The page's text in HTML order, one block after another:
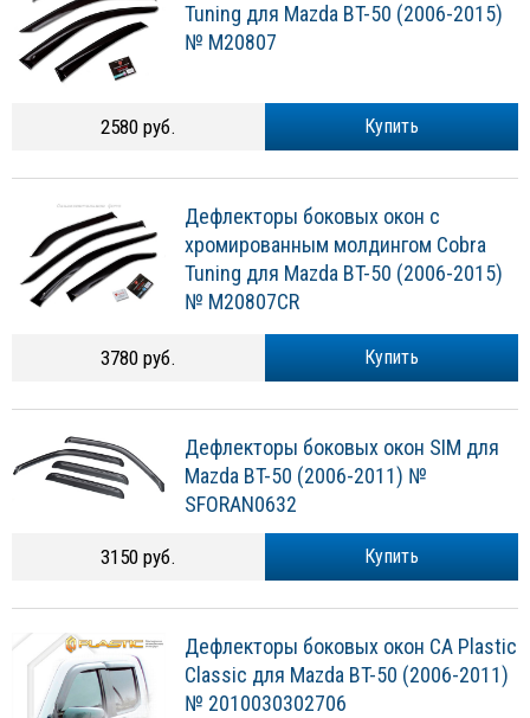
Tuning для Mazda BT-50 (2006-2015)
№ M20807
Купить
2580 руб.
Дефлекторы боковых окон с
хромированным молдингом Cobra
Tuning для Mazda BT-50 (2006-2015)
№ M20807CR
Купить
3780 руб.
Дефлекторы боковых окон SIM для
Mazda BT-50 (2006-2011) №
SFORAN0632
Купить
3150 руб.
Дефлекторы боковых окон CA Plastic
Classic для Mazda BT-50 (2006-2011)
№ 2010030302706